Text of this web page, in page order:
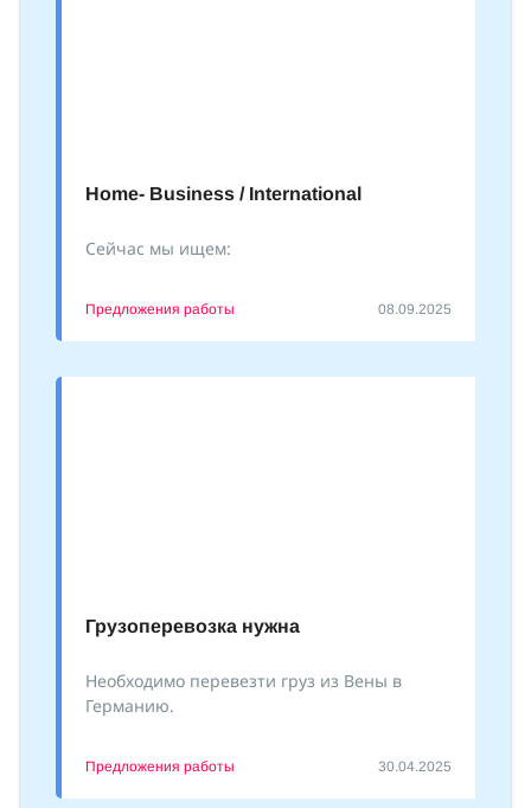
Home- Business / International
Сейчас мы ищем:
Предложения работы 08.09.2025
Грузоперевозка нужна
Необходимо перевезти груз из Вены в
Германию.
Предложения работы 30.04.2025